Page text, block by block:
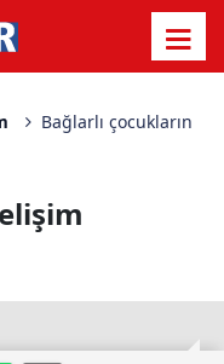
Bağlarlı çocukların